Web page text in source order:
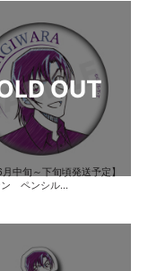
月中旬～下旬頃発送予定】
ン ペンシル...